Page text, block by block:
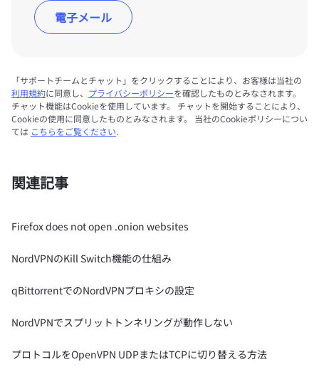
電子メール
「サポートチームとチャット」をクリックすることにより、お客様は当社の
利用規約に同意し、 プライバシーポリシーを確認したものとみなされます。
チャット機能はCookieを使用しています。 チャットを開始することにより、
Cookieの使用に同意したものとみなされます。 当社のCookieポリシーについ
ては こちらをご覧ください.
関連記事
Firefox does not open .onion websites
NordVPNのKill Switch機能の仕組み
qBittorrentでのNordVPNプロキシの設定
NordVPNでスプリットトンネリングが動作しない
プロトコルをOpenVPN UDPまたはTCPに切り替える方法